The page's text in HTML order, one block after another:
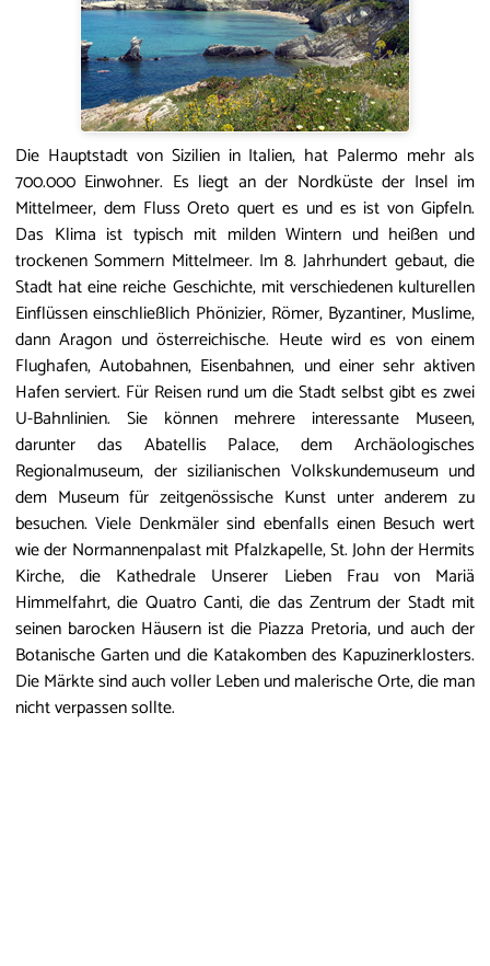
Die Hauptstadt von Sizilien in Italien, hat Palermo mehr als
700.000 Einwohner. Es liegt an der Nordküste der Insel im
Mittelmeer, dem Fluss Oreto quert es und es ist von Gipfeln.
Das Klima ist typisch mit milden Wintern und heißen und
trockenen Sommern Mittelmeer. Im 8. Jahrhundert gebaut, die
Stadt hat eine reiche Geschichte, mit verschiedenen kulturellen
Einflüssen einschließlich Phönizier, Römer, Byzantiner, Muslime,
dann Aragon und österreichische. Heute wird es von einem
Flughafen, Autobahnen, Eisenbahnen, und einer sehr aktiven
Hafen serviert. Für Reisen rund um die Stadt selbst gibt es zwei
U-Bahnlinien. Sie können mehrere interessante Museen,
darunter das Abatellis Palace, dem Archäologisches
Regionalmuseum, der sizilianischen Volkskundemuseum und
dem Museum für zeitgenössische Kunst unter anderem zu
besuchen. Viele Denkmäler sind ebenfalls einen Besuch wert
wie der Normannenpalast mit Pfalzkapelle, St. John der Hermits
Kirche, die Kathedrale Unserer Lieben Frau von Mariä
Himmelfahrt, die Quatro Canti, die das Zentrum der Stadt mit
seinen barocken Häusern ist die Piazza Pretoria, und auch der
Botanische Garten und die Katakomben des Kapuzinerklosters.
Die Märkte sind auch voller Leben und malerische Orte, die man
nicht verpassen sollte.